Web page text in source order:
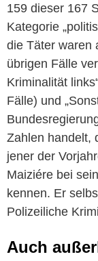
159 dieser 167
Kategorie
die Täter waren
übrigen Fälle
Kriminalität
Fälle) und
Zahlen handelt,
jener der
Maiziére bei
kennen. Er
Polizeiliche
Auch